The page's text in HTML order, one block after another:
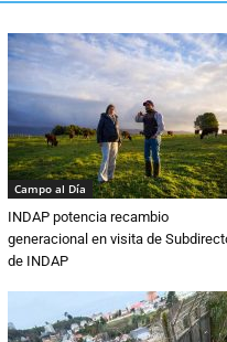
Campo al Día
INDAP potencia recambio
generacional en visita de
de INDAP